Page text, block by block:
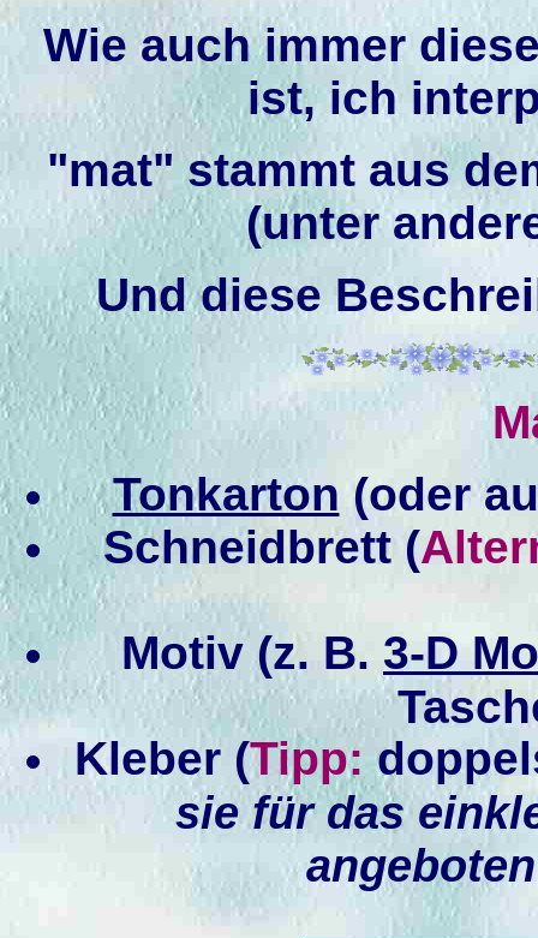
Wie auch immer
ist, ich
"mat" stammt aus
(unter
Und diese
Tonkarton (oder
Schneidbrett (
Motiv (z. B. 3-D
Kleber (Tipp:
sie für das